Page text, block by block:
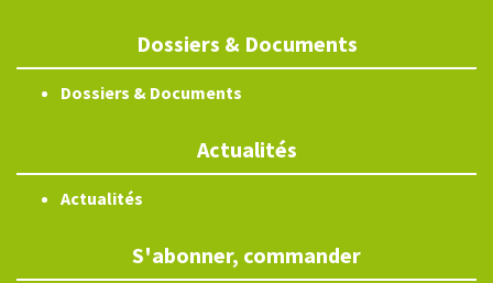
Dossiers & Documents
Dossiers & Documents
Actualités
Actualités
S'abonner, commander